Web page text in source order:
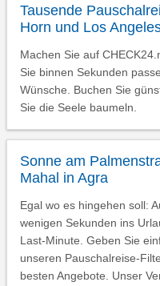
Tausende
Horn und Los
Machen Sie auf
Sie binnen Sekunden
Wünsche. Buchen Sie
Sie die Seele baumeln.
Sonne am
Mahal in Agra
Egal wo es hingehen soll:
wenigen Sekunden ins
Last-Minute. Geben Sie
unseren Pauschalreise-
besten Angebote. Unser